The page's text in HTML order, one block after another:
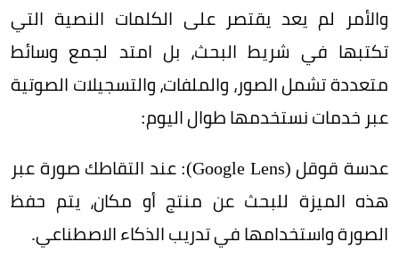
والأمر لم يعد يقتصر على الكلمات النصية التي
تكتبها في شريط البحث، بل امتد لجمع وسائط
متعددة تشمل الصور، والملفات، والتسجيلات الصوتية
عبر خدمات نستخدمها طوال اليوم:
عدسة قوقل (Google Lens): عند التقاطك صورة عبر
هذه الميزة للبحث عن منتج أو مكان، يتم حفظ
الصورة واستخدامها في تدريب الذكاء الاصطناعي.